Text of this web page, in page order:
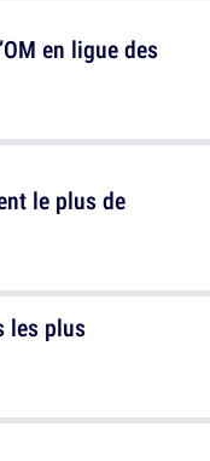
en ligue des
les plus
le plus de